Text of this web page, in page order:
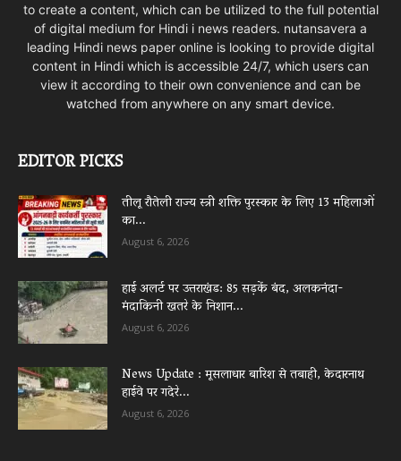
to create a content, which can be utilized to the full potential
of digital medium for Hindi i news readers. nutansavera a
leading Hindi news paper online is looking to provide digital
content in Hindi which is accessible 24/7, which users can
view it according to their own convenience and can be
watched from anywhere on any smart device.
EDITOR PICKS
तीलू रौतेली राज्य स्त्री शक्ति पुरस्कार के लिए 13 महिलाओं
का...
August 6, 2026
हाई अलर्ट पर उत्तराखंड: 85 सड़कें बंद, अलकनंदा-
मंदाकिनी खतरे के निशान...
August 6, 2026
News Update : मूसलाधार बारिश से तबाही, केदारनाथ
हाईवे पर गदेरे...
August 6, 2026